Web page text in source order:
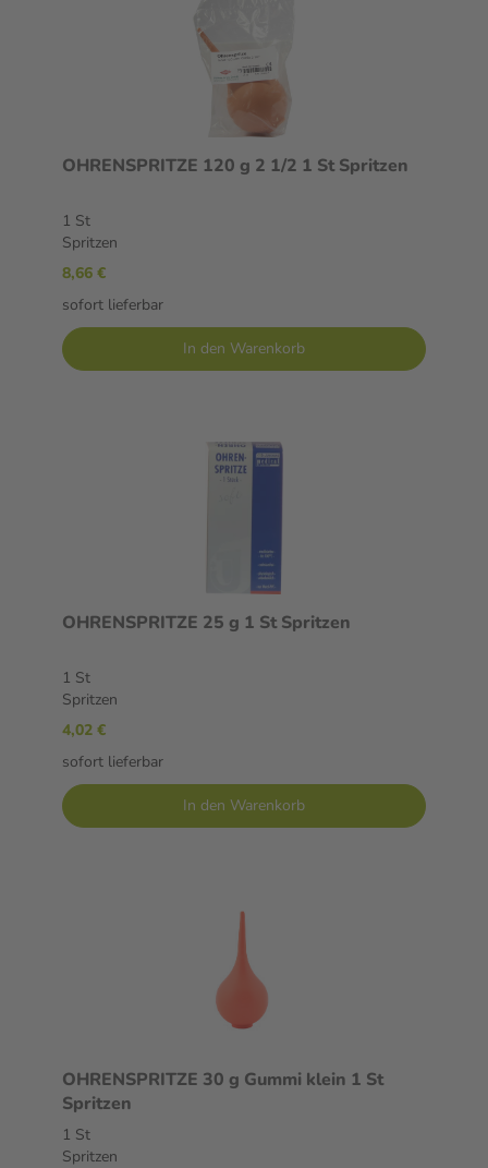
OHRENSPRITZE 120 g 2 1/2 1 St Spritzen
1 St
Spritzen
8,66 €
sofort lieferbar
In den Warenkorb
OHRENSPRITZE 25 g 1 St Spritzen
1 St
Spritzen
4,02 €
sofort lieferbar
In den Warenkorb
OHRENSPRITZE 30 g Gummi klein 1 St
Spritzen
1 St
Spritzen